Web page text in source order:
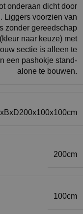
onderaan dicht door
Liggers voorzien van
zonder gereedschap
naar keuze) met
sectie is alleen te
een pashokje stand-
alone te bouwen.
200cm
100cm